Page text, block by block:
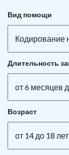
Вид помощи
Кодирование
Длительность
от 6 месяцев
Возраст
от 14 до 18 лет